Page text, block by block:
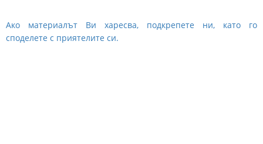
Ако материалът Ви харесва, подкрепете ни, като го
споделете с приятелите си.